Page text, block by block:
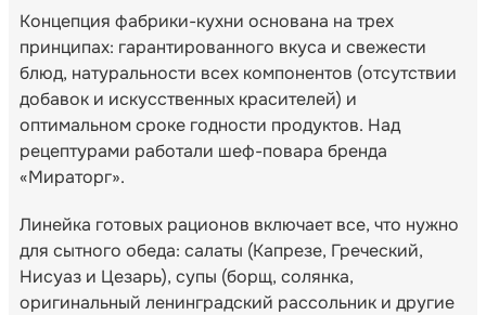
Концепция фабрики-кухни основана на трех
принципах: гарантированного вкуса и свежести
блюд, натуральности всех компонентов (отсутствии
добавок и искусственных красителей) и
оптимальном сроке годности продуктов. Над
рецептурами работали шеф-повара бренда
«Мираторг».
Линейка готовых рационов включает все, что нужно
для сытного обеда: салаты (Капрезе, Греческий,
Нисуаз и Цезарь), супы (борщ, солянка,
оригинальный ленинградский рассольник и другие